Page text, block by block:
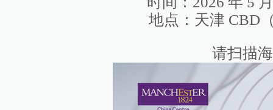
地点：天津 CBD
请扫描